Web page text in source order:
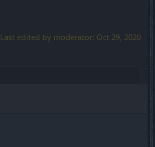
Last edited by moderator: Oct 29, 2020